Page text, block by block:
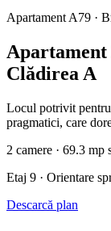
Apartament A79 ·
Clădirea A
Locul potrivit
pragmatici, care
2 camere · 69.3 mp
Etaj 9 · Orientare
Descarcă plan